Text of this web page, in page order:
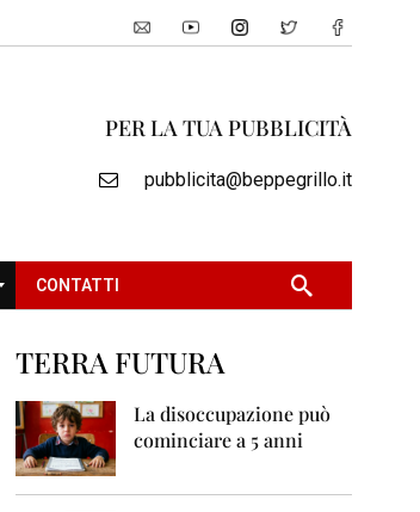
PER LA TUA PUBBLICITÀ
pubblicita@beppegrillo.it
CONTATTI
TERRA FUTURA
La disoccupazione può
cominciare a 5 anni